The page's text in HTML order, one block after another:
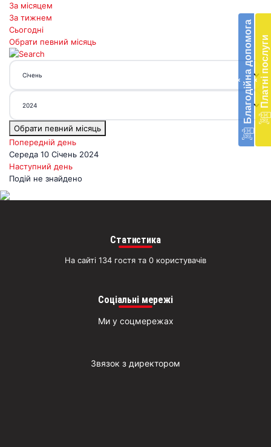
‹ Благодійна допомогав
‹ Платні послуги
За місяцем
За тижнем
Сьогодні
Обрати певний місяць
Обрати певний місяць
Попередній день
Середа 10 Січень 2024
Наступний день
Подій не знайдено
Статистика
На сайті 134 гостя та 0 користувачів
Соціальні мережі
Ми у соцмережах
Звязок з директором